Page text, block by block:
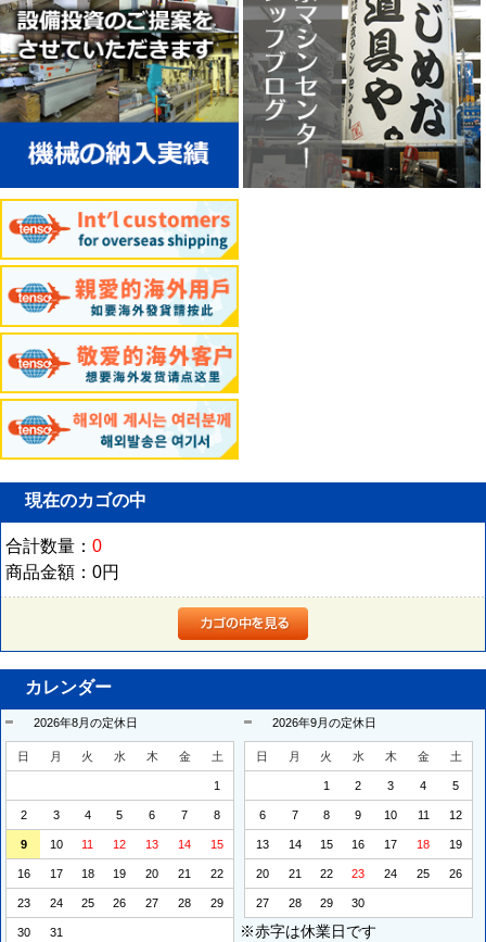
現在のカゴの中
合計数量：0
商品金額：0円
カレンダー
2026年8月の定休日
日 月 火 水 木 金 土
1
2 3 4 5 6 7 8
9 10 11 12 13 14 15
16 17 18 19 20 21 22
23 24 25 26 27 28 29
30 31
2026年9月の定休日
日 月 火 水 木 金 土
1 2 3 4 5
6 7 8 9 10 11 12
13 14 15 16 17 18 19
20 21 22 23 24 25 26
27 28 29 30
※赤字は休業日です